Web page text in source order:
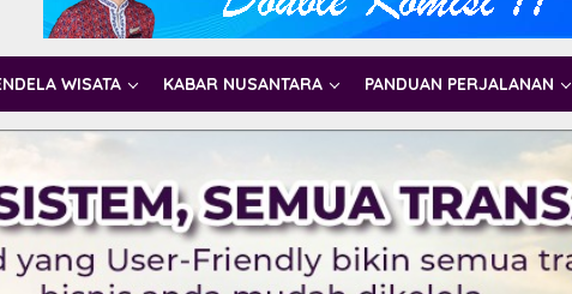
WISATA KABAR NUSANTARA PANDUAN PERJALANAN